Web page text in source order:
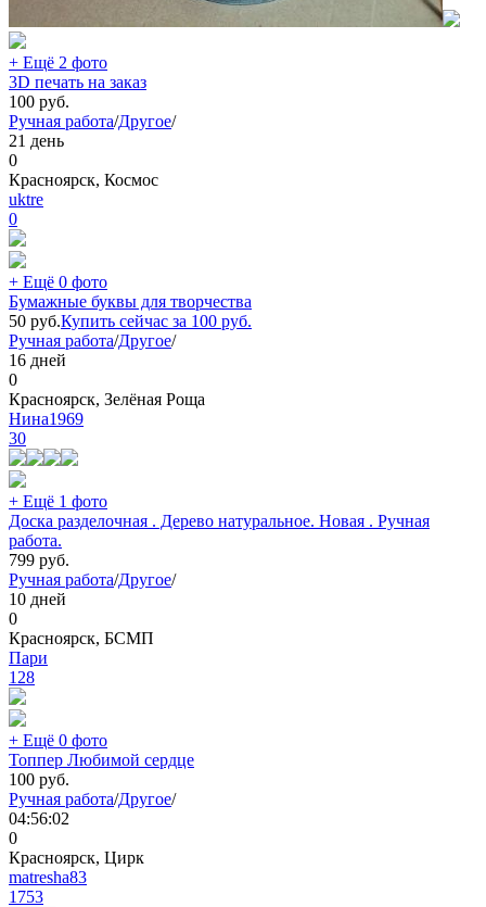
+ Ещё 2 фото
3D печать на заказ
100 руб.
Ручная работа/Другое/
21 день
0
Красноярск, Космос
uktre
0
+ Ещё 0 фото
Бумажные буквы для творчества
50 руб.Купить сейчас за 100 руб.
Ручная работа/Другое/
16 дней
0
Красноярск, Зелёная Роща
Нина1969
30
+ Ещё 1 фото
Доска разделочная . Дерево натуральное. Новая . Ручная
работа.
799 руб.
Ручная работа/Другое/
10 дней
0
Красноярск, БСМП
Пари
128
+ Ещё 0 фото
Топпер Любимой сердце
100 руб.
Ручная работа/Другое/
04:56:02
0
Красноярск, Цирк
matresha83
1753